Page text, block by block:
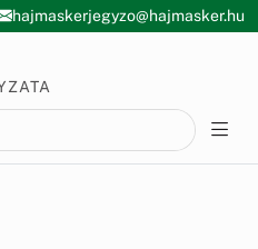
hajmaskerjegyzo@hajmasker.hu